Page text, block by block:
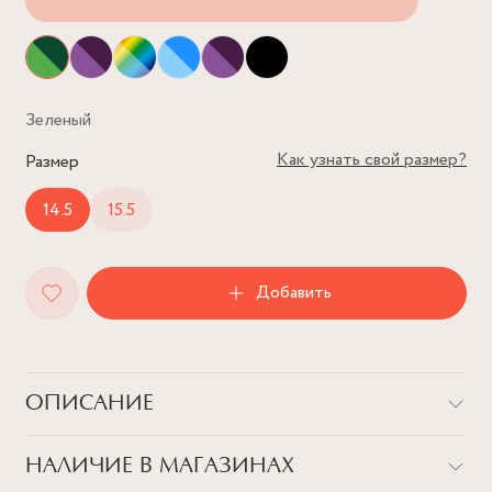
Зеленый
Размер
14.5
15.5
Как узнать свой размер?
Добавить
ОПИСАНИЕ
показывает, сколько любви мы вложили в изготовление
НАЛИЧИЕ В МАГАЗИНАХ